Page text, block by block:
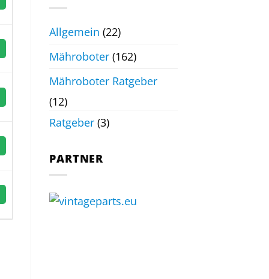
Allgemein (22)
Mähroboter (162)
Mähroboter Ratgeber
(12)
Ratgeber (3)
PARTNER